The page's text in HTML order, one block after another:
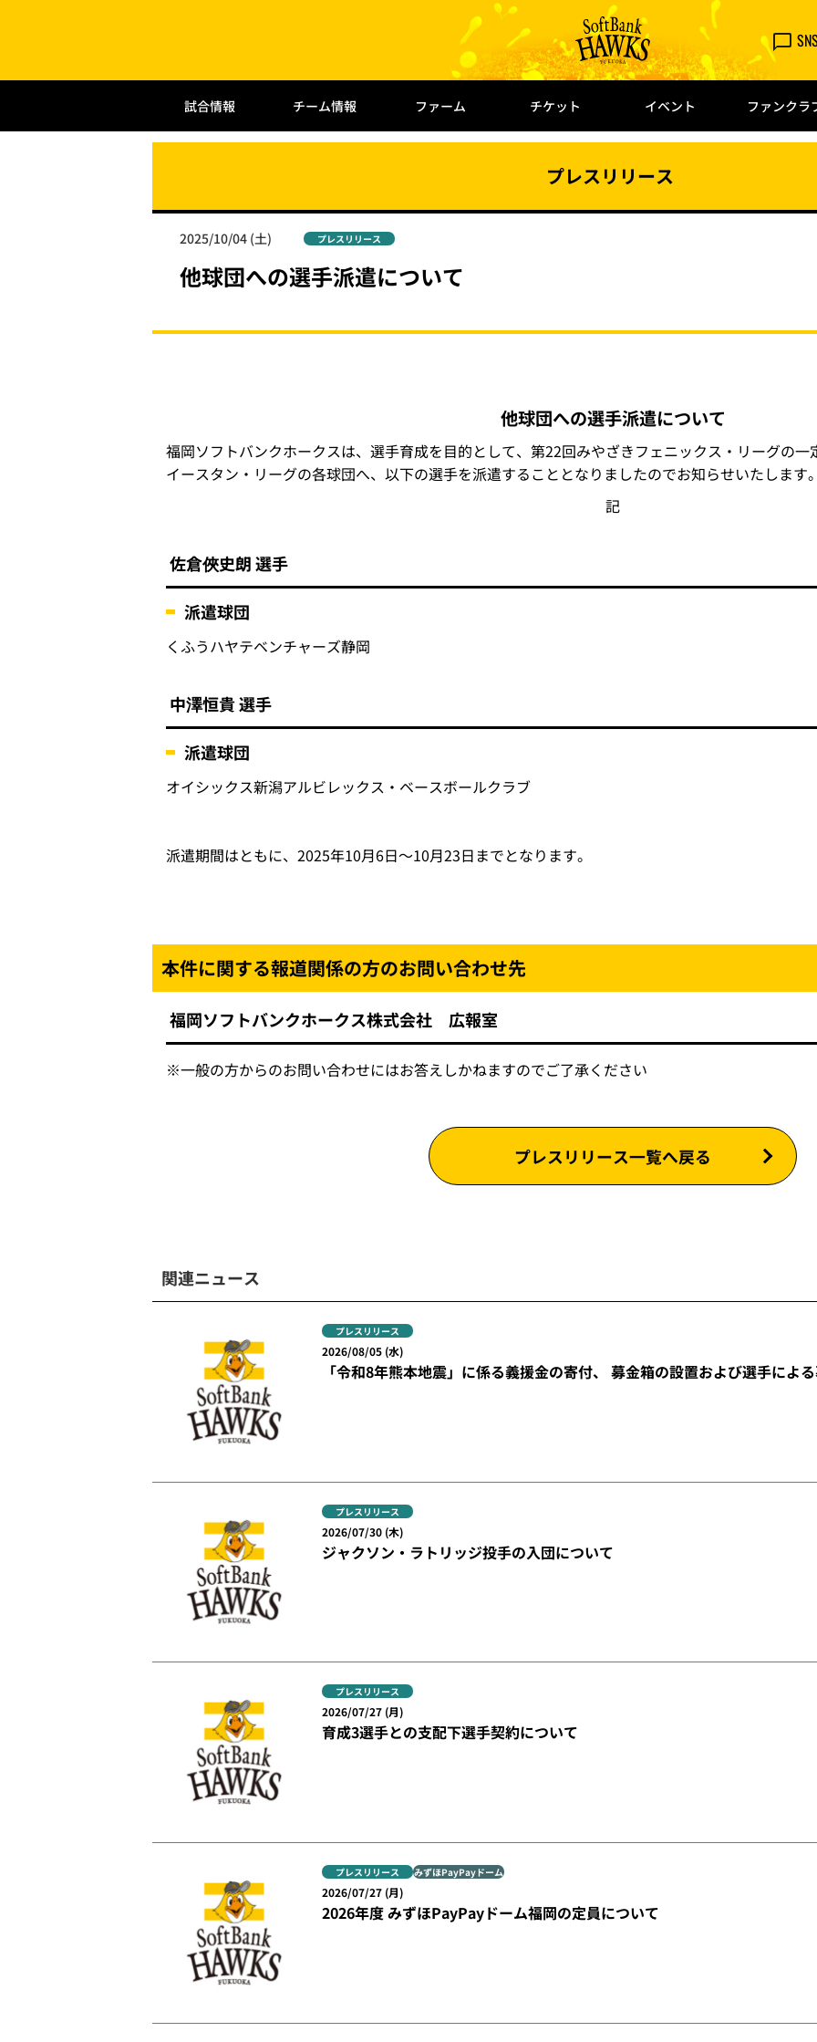
試合情報 チーム情報 ファーム チケット イベント ファンクラ
プレスリリース
2025/10/04 (土) プレスリリース
他球団への選手派遣について
他球団への選手派遣について
福岡ソフトバンクホークスは、選手育成を目的として、第22回みやざきフェニックス・リーグの
イースタン・リーグの各球団へ、以下の選手を派遣することとなりましたのでお知らせいたします
記
佐倉俠史朗 選手
派遣球団
くふうハヤテベンチャーズ静岡
中澤恒貴 選手
派遣球団
オイシックス新潟アルビレックス・ベースボールクラブ
派遣期間はともに、2025年10月6日～10月23日までとなります。
本件に関する報道関係の方のお問い合わせ先
福岡ソフトバンクホークス株式会社 広報室
※一般の方からのお問い合わせにはお答えしかねますのでご了承ください
プレスリリース一覧へ戻る
関連ニュース
プレスリリース
2026/08/05 (水)
「令和8年熊本地震」に係る義援金の寄付、 募金箱の設置および選手によ
プレスリリース
2026/07/30 (木)
ジャクソン・ラトリッジ投手の入団について
プレスリリース
2026/07/27 (月)
育成3選手との支配下選手契約について
プレスリリース みずほPayPayドーム
2026/07/27 (月)
2026年度 みずほPayPayドーム福岡の定員について